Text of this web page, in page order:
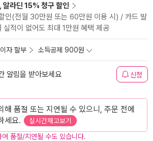
알라딘 15% 청구 할인
인(전월 30만원 또는 60만원 이용 시) / 카드 발
실적이 없어도 최대 1만원 혜택 제공
자 할부 소득공제 900원
알림을 받아보세요 신청
해 품절 또는 지연될 수 있으니, 주문 전에
세요.
실시간재고보기
품절/지연될 수도 있습니다.